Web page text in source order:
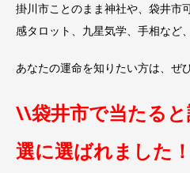
掛川市ことのまま神社や、袋井市
感タロット、九星気学、手相など
あなたの運命を知りたい方は、ぜ
\\袋井市で当たる
選に選ばれました